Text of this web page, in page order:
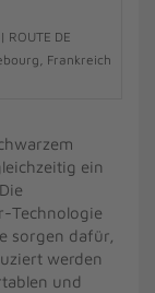
ROUTE DE
Frankreich
ein
Technologie
sorgen dafür,
werden
und